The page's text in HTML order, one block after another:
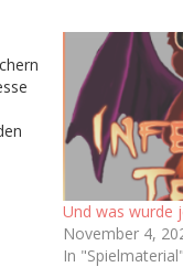
Und was wurde
November 4,
In "Spielmaterial"